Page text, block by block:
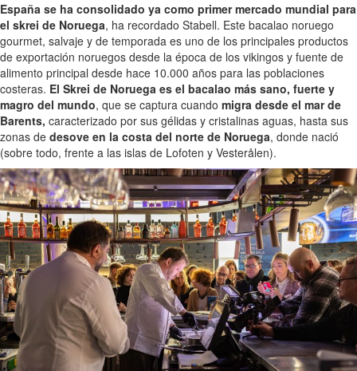
España se ha consolidado ya como primer mercado mundial para
el skrei de Noruega, ha recordado Stabell. Este bacalao noruego
gourmet, salvaje y de temporada es uno de los principales productos
de exportación noruegos desde la época de los vikingos y fuente de
alimento principal desde hace 10.000 años para las poblaciones
costeras. El Skrei de Noruega es el bacalao más sano, fuerte y
magro del mundo, que se captura cuando migra desde el mar de
Barents, caracterizado por sus gélidas y cristalinas aguas, hasta sus
zonas de desove en la costa del norte de Noruega, donde nació
(sobre todo, frente a las islas de Lofoten y Vesterålen).